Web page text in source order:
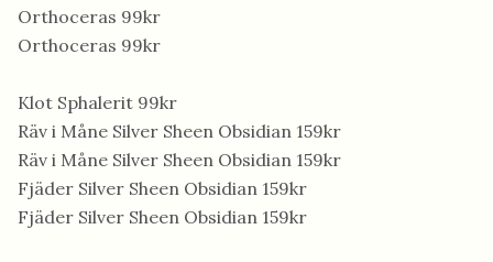
Orthoceras 99kr
Orthoceras 99kr
Klot Sphalerit 99kr
Räv i Måne Silver Sheen Obsidian 159kr
Räv i Måne Silver Sheen Obsidian 159kr
Fjäder Silver Sheen Obsidian 159kr
Fjäder Silver Sheen Obsidian 159kr